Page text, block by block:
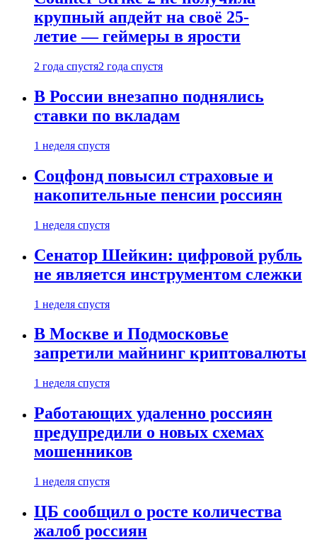
крупный апдейт на своё 25-
летие — геймеры в ярости
2 года спустя2 года спустя
В России внезапно поднялись
ставки по вкладам
1 неделя спустя
Соцфонд повысил страховые и
накопительные пенсии россиян
1 неделя спустя
Сенатор Шейкин: цифровой рубль
не является инструментом слежки
1 неделя спустя
В Москве и Подмосковье
запретили майнинг криптовалюты
1 неделя спустя
Работающих удаленно россиян
предупредили о новых схемах
мошенников
1 неделя спустя
ЦБ сообщил о росте количества
жалоб россиян